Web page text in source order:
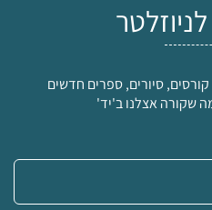
סיורים, ספרים חדשים
שקורה אצלנו ב'יד'